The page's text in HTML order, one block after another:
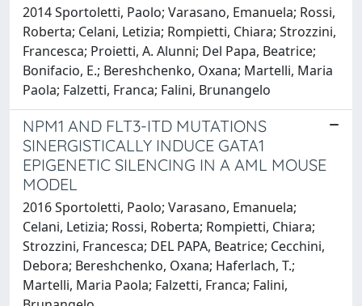
2014 Sportoletti, Paolo; Varasano, Emanuela; Rossi,
Roberta; Celani, Letizia; Rompietti, Chiara; Strozzini,
Francesca; Proietti, A. Alunni; Del Papa, Beatrice;
Bonifacio, E.; Bereshchenko, Oxana; Martelli, Maria
Paola; Falzetti, Franca; Falini, Brunangelo
NPM1 AND FLT3-ITD MUTATIONS
SINERGISTICALLY INDUCE GATA1
EPIGENETIC SILENCING IN A AML MOUSE
MODEL
2016 Sportoletti, Paolo; Varasano, Emanuela;
Celani, Letizia; Rossi, Roberta; Rompietti, Chiara;
Strozzini, Francesca; DEL PAPA, Beatrice; Cecchini,
Debora; Bereshchenko, Oxana; Haferlach, T.;
Martelli, Maria Paola; Falzetti, Franca; Falini,